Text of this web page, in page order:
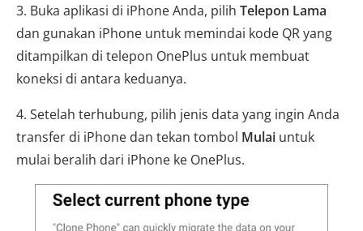
3. Buka aplikasi di iPhone Anda, pilih Telepon Lama
dan gunakan iPhone untuk memindai kode QR yang
ditampilkan di telepon OnePlus untuk membuat
koneksi di antara keduanya.
4. Setelah terhubung, pilih jenis data yang ingin Anda
transfer di iPhone dan tekan tombol Mulai untuk
mulai beralih dari iPhone ke OnePlus.